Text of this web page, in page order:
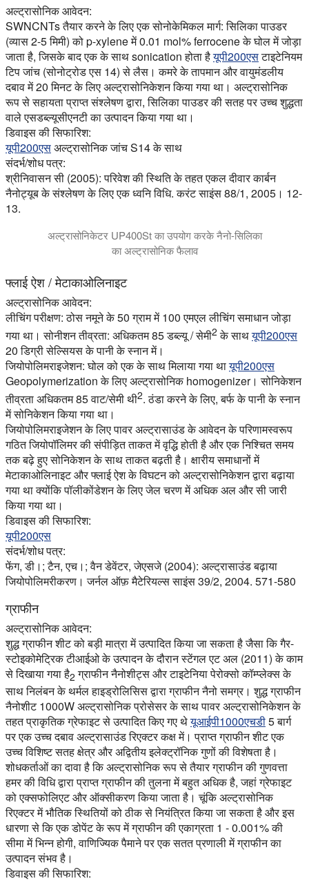
अल्ट्रासोनिक आवेदन:
SWNCNTs तैयार करने के लिए एक सोनोकेमिकल मार्ग: सिलिका पाउडर
(व्यास 2-5 मिमी) को p-xylene में 0.01 mol% ferrocene के घोल में जोड़ा
जाता है, जिसके बाद एक के साथ sonication होता हैयूपी200एसटाइटेनियम
टिप जांच (सोनोट्रोड एस 14) से लैस। कमरे के तापमान और वायुमंडलीय
दबाव में 20 मिनट के लिए अल्ट्रासोनिकेशन किया गया था। अल्ट्रासोनिक
रूप से सहायता प्राप्त संश्लेषण द्वारा, सिलिका पाउडर की सतह पर उच्च शुद्धता
वाले एसडब्ल्यूसीएनटी का उत्पादन किया गया था।
डिवाइस की सिफारिश:
यूपी200एसअल्ट्रासोनिक जांच S14 के साथ
संदर्भ/शोध पत्र:
श्रीनिवासन सी (2005): परिवेश की स्थिति के तहत एकल दीवार कार्बन
नैनोट्यूब के संश्लेषण के लिए एक ध्वनि विधि. करंट साइंस 88/1, 2005। 12-
13.
अल्ट्रासोनिकेटर UP400St का उपयोग करके नैनो-सिलिका
का अल्ट्रासोनिक फैलाव
फ्लाई ऐश / मेटाकाओलिनाइट
अल्ट्रासोनिक आवेदन:
लीचिंग परीक्षण: ठोस नमूने के 50 ग्राम में 100 एमएल लीचिंग समाधान जोड़ा
गया था। सोनीशन तीव्रता: अधिकतम 85 डब्ल्यू / सेमी2 के साथयूपी200एस
20 डिग्री सेल्सियस के पानी के स्नान में।
जियोपोलिमराइजेशन: घोल को एक के साथ मिलाया गया थायूपी200एस
Geopolymerization के लिए अल्ट्रासोनिक homogenizer। सोनिकेशन
तीव्रता अधिकतम 85 वाट/सेमी थी2. ठंडा करने के लिए, बर्फ के पानी के स्नान
में सोनिकेशन किया गया था।
जियोपोलिमराइजेशन के लिए पावर अल्ट्रासाउंड के आवेदन के परिणामस्वरूप
गठित जियोपॉलिमर की संपीड़ित ताकत में वृद्धि होती है और एक निश्चित समय
तक बढ़े हुए सोनिकेशन के साथ ताकत बढ़ती है। क्षारीय समाधानों में
मेटाकाओलिनाइट और फ्लाई ऐश के विघटन को अल्ट्रासोनिकेशन द्वारा बढ़ाया
गया था क्योंकि पॉलीकोंडेशन के लिए जेल चरण में अधिक अल और सी जारी
किया गया था।
डिवाइस की सिफारिश:
यूपी200एस
संदर्भ/शोध पत्र:
फेंग, डी।; टैन, एच।; वैन डेवेंटर, जेएसजे (2004): अल्ट्रासाउंड बढ़ाया
जियोपोलिमरीकरण। जर्नल ऑफ़ मैटेरियल्स साइंस 39/2, 2004. 571-580
ग्राफीन
अल्ट्रासोनिक आवेदन:
शुद्ध ग्राफीन शीट को बड़ी मात्रा में उत्पादित किया जा सकता है जैसा कि गैर-
स्टोइकोमेट्रिक टीआईओ के उत्पादन के दौरान स्टेंगल एट अल (2011) के काम
से दिखाया गया है2 ग्राफीन नैनोशीट्स और टाइटेनिया पेरोक्सो कॉम्प्लेक्स के
साथ निलंबन के थर्मल हाइड्रोलिसिस द्वारा ग्राफीन नैनो समग्र। शुद्ध ग्राफीन
नैनोशीट 1000W अल्ट्रासोनिक प्रोसेसर के साथ पावर अल्ट्रासोनिकेशन के
तहत प्राकृतिक ग्रेफाइट से उत्पादित किए गए थेयूआईपी1000एचडी5 बार्ग
पर एक उच्च दबाव अल्ट्रासाउंड रिएक्टर कक्ष में। प्राप्त ग्राफीन शीट एक
उच्च विशिष्ट सतह क्षेत्र और अद्वितीय इलेक्ट्रॉनिक गुणों की विशेषता है।
शोधकर्ताओं का दावा है कि अल्ट्रासोनिक रूप से तैयार ग्राफीन की गुणवत्ता
हमर की विधि द्वारा प्राप्त ग्राफीन की तुलना में बहुत अधिक है, जहां ग्रेफाइट
को एक्सफोलिएट और ऑक्सीकरण किया जाता है। चूंकि अल्ट्रासोनिक
रिएक्टर में भौतिक स्थितियों को ठीक से नियंत्रित किया जा सकता है और इस
धारणा से कि एक डोपेंट के रूप में ग्राफीन की एकाग्रता 1 - 0.001% की
सीमा में भिन्न होगी, वाणिज्यिक पैमाने पर एक सतत प्रणाली में ग्राफीन का
उत्पादन संभव है।
डिवाइस की सिफारिश: